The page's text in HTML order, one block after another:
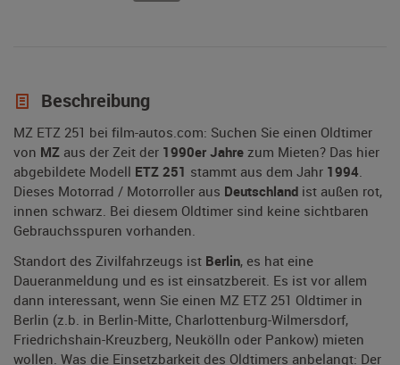
Beschreibung
MZ ETZ 251 bei film-autos.com: Suchen Sie einen Oldtimer
von MZ aus der Zeit der 1990er Jahre zum Mieten? Das hier
abgebildete Modell ETZ 251 stammt aus dem Jahr 1994
Dieses Motorrad / Motorroller aus Deutschland ist außen rot,
innen schwarz. Bei diesem Oldtimer sind keine sichtbaren
Gebrauchsspuren vorhanden.
Standort des Zivilfahrzeugs ist Berlin, es hat eine
Daueranmeldung und es ist einsatzbereit. Es ist vor allem
dann interessant, wenn Sie einen MZ ETZ 251 Oldtimer in
Berlin (z.b. in Berlin-Mitte, Charlottenburg-Wilmersdorf,
Friedrichshain-Kreuzberg, Neukölln oder Pankow) mieten
wollen. Was die Einsetzbarkeit des Oldtimers anbelangt: Der